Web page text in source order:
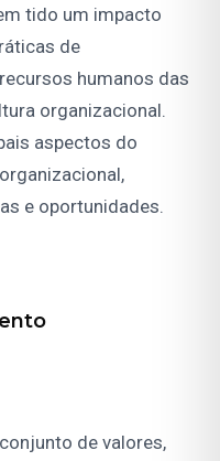
tido um impacto
de
humanos das
organizacional.
aspectos do
e oportunidades.
de valores,